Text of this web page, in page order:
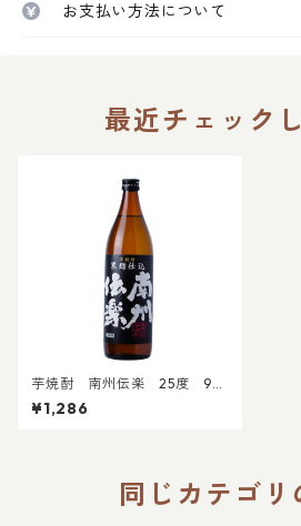
お支払い方法について
最近チェック
芋焼酎 南州伝楽 25度 90
0ml｜黄金千貫 黒麴仕込み 晩
酌 飲み会 業務用
¥1,286
同じカテゴリ